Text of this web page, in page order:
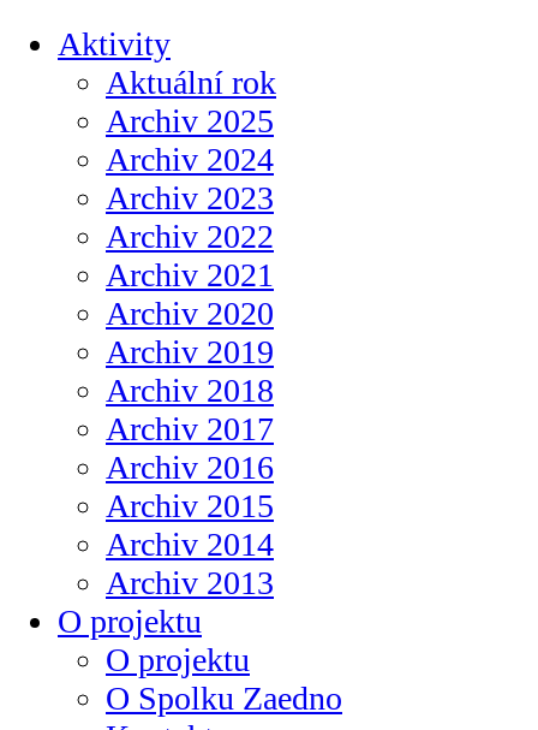
Aktivity
Aktuální rok
Archiv 2025
Archiv 2024
Archiv 2023
Archiv 2022
Archiv 2021
Archiv 2020
Archiv 2019
Archiv 2018
Archiv 2017
Archiv 2016
Archiv 2015
Archiv 2014
Archiv 2013
O projektu
O projektu
O Spolku Zaedno